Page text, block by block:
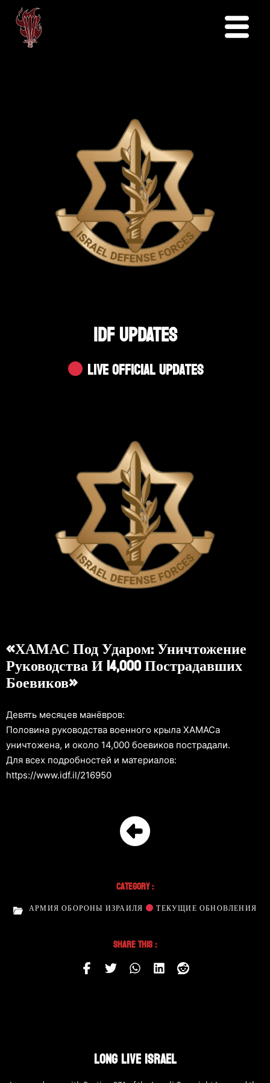
IDF UPDATES
Live Official Updates
«ХАМАС Под Ударом: Уничтожение
Руководства И 14,000 Пострадавших
Боевиков»
Девять месяцев манёвров:
Половина руководства военного крыла ХАМАСа
уничтожена, и около 14,000 боевиков пострадали.
Для всех подробностей и материалов:
https://www.idf.il/216950
Category :
АРМИЯ ОБОРОНЫ ИЗРАИЛЯ ТЕКУЩИЕ ОБНОВЛЕНИЯ
Share This :
LONG LIVE ISRAEL